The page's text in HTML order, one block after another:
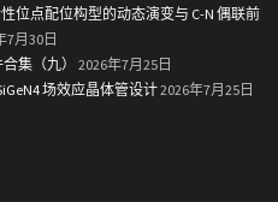
位点配位构型的动态演变与 C-N 偶联前
7月30日
集（九）
2026年7月25日
场效应晶体管设计2026年7月25日